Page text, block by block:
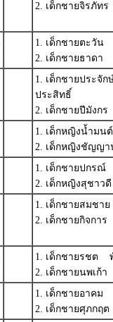
2. เด็กชายจิรภัท
1. เด็กชายตะวัน
2. เด็กชายธาด
1. เด็กชายประจั
ประสิทธิ์
2. เด็กชายปีมังก
1. เด็กหญิงน้ำม
2. เด็กหญิงชัญญ
1. เด็กชายปกร
2. เด็กหญิงสุชา
1. เด็กชายสมชา
2. เด็กชายกิจก
1. เด็กชายรชต
2. เด็กชายนพเก้
1. เด็กชายอาคม
2. เด็กชายศุภก